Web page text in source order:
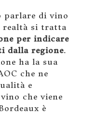
parlare di vino
realtà si tratta
per indicare
dalla regione.
ha la sua
che ne
e
che viene
è